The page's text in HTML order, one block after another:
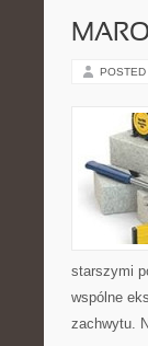
POSTED
starszymi
wspólne
zachwytu.